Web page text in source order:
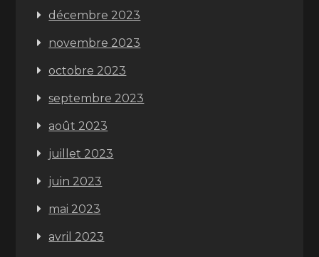
décembre 2023
novembre 2023
octobre 2023
septembre 2023
août 2023
juillet 2023
juin 2023
mai 2023
avril 2023